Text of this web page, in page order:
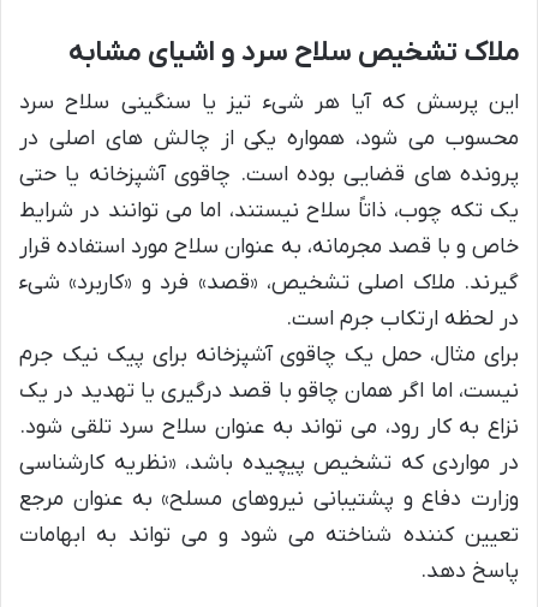
ملاک تشخیص سلاح سرد و اشیای مشابه
این پرسش که آیا هر شیء تیز یا سنگینی سلاح سرد
محسوب می شود، همواره یکی از چالش های اصلی در
پرونده های قضایی بوده است. چاقوی آشپزخانه یا حتی
یک تکه چوب، ذاتاً سلاح نیستند، اما می توانند در شرایط
خاص و با قصد مجرمانه، به عنوان سلاح مورد استفاده قرار
گیرند. ملاک اصلی تشخیص، «قصد» فرد و «کاربرد» شیء
در لحظه ارتکاب جرم است.
برای مثال، حمل یک چاقوی آشپزخانه برای پیک نیک جرم
نیست، اما اگر همان چاقو با قصد درگیری یا تهدید در یک
نزاع به کار رود، می تواند به عنوان سلاح سرد تلقی شود.
در مواردی که تشخیص پیچیده باشد، «نظریه کارشناسی
وزارت دفاع و پشتیبانی نیروهای مسلح» به عنوان مرجع
تعیین کننده شناخته می شود و می تواند به ابهامات
پاسخ دهد.